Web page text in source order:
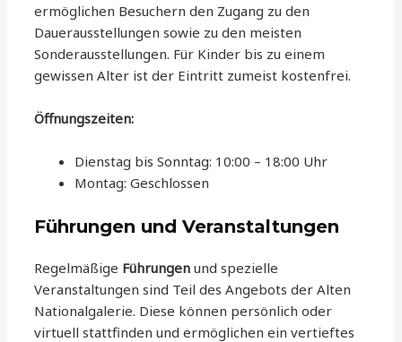
ermöglichen Besuchern den Zugang zu den
Dauerausstellungen sowie zu den meisten
Sonderausstellungen. Für Kinder bis zu einem
gewissen Alter ist der Eintritt zumeist kostenfrei.
Öffnungszeiten:
Dienstag bis Sonntag: 10:00 – 18:00 Uhr
Montag: Geschlossen
Führungen und Veranstaltungen
Regelmäßige Führungen und spezielle
Veranstaltungen sind Teil des Angebots der Alten
Nationalgalerie. Diese können persönlich oder
virtuell stattfinden und ermöglichen ein vertieftes